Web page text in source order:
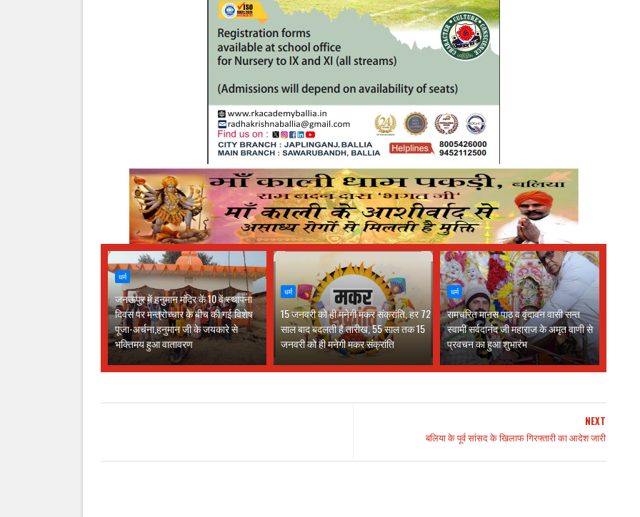
धर्म
जनऊपुर में हनुमान मंदिर के 10 वें स्थापना
दिवस पर मन्त्रोच्चार के बीच की गई विशेष
पूजा-अर्चना,हनुमान जी के जयकारे से
भक्तिमय हुआ वातावरण
धर्म
15 जनवरी को ही मनेगी मकर संक्रांति, हर 72
साल बाद बदलती है तारीख, 55 साल तक 15
जनवरी को ही मनेगी मकर संक्रांति
धर्म
रामचरित मानस पाठ व वृंदावन वासी सन्त
स्वामी सर्वदानंद जी महाराज के अमृत वाणी से
प्रवचन का हुआ शुभारंभ
NEXT
बलिया के पूर्व सांसद के खिलाफ गिरफ्तारी का आदेश जारी